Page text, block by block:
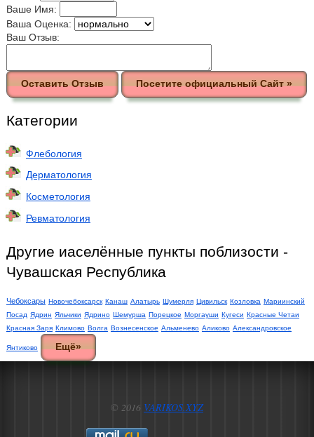
Ваше Имя:
Ваша Оценка:
Ваш Отзыв:
Оставить Отзыв Посетите официальный Сайт »
Категории
Флебология
Дерматология
Косметология
Ревматология
Другие иаселённые пункты поблизости -
Чувашская Республика
Чебоксары Новочебоксарск Канаш Алатырь Шумерля Цивильск Козловка Мариинский
Посад Ядрин Яльчики Ядрино Шемурша Порецкое Моргауши Кугеси Красные Четаи
Красная Заря Климово Волга Вознесенское Альменево Аликово Александровское
Янтиково Ещё»
© 2016 VARIKOS.XYZ